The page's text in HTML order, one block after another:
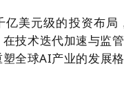
亿美元级的投资布
技术迭代加速与监
全球AI产业的发展格